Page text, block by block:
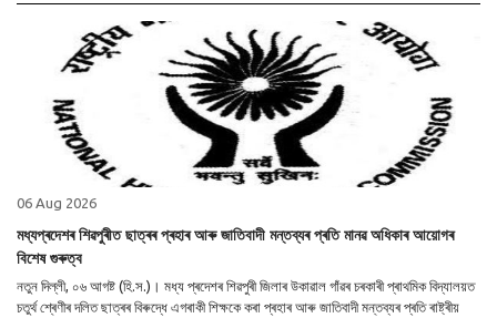
06 Aug 2026
মধ্যপ্ৰদেশৰ শিৱপুৰীত ছাত্ৰৰ প্ৰহাৰ আৰু জাতিবাদী মন্তব্যৰ প্ৰতি মানৱ অধিকাৰ আয়োগৰ
বিশেষ গুৰুত্ব
নতুন দিল্লী, ০৬ আগষ্ট (হি.স.)। মধ্য প্ৰদেশৰ শিৱপুৰী জিলাৰ উকাৱাল গাঁৱৰ চৰকাৰী প্ৰাথমিক বিদ্যালয়ত
চতুৰ্থ শ্ৰেণীৰ দলিত ছাত্ৰৰ বিৰুদ্ধে এগৰাকী শিক্ষকে কৰা প্ৰহাৰ আৰু জাতিবাদী মন্তব্যৰ প্ৰতি ৰাষ্ট্ৰীয়